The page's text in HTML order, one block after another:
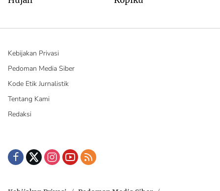
Kebijakan Privasi
Pedoman Media Siber
Kode Etik Jurnalistik
Tentang Kami
Redaksi